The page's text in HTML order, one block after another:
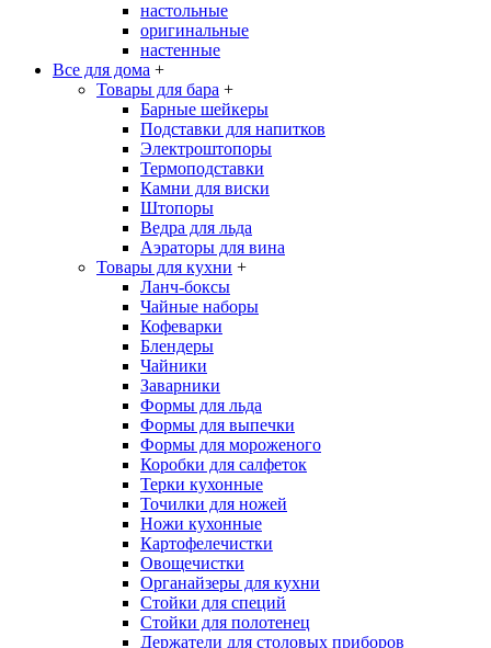
настольные
оригинальные
настенные
Все для дома +
Товары для бара +
Барные шейкеры
Подставки для напитков
Электроштопоры
Термоподставки
Камни для виски
Штопоры
Ведра для льда
Аэраторы для вина
Товары для кухни +
Ланч-боксы
Чайные наборы
Кофеварки
Блендеры
Чайники
Заварники
Формы для льда
Формы для выпечки
Формы для мороженого
Коробки для салфеток
Терки кухонные
Точилки для ножей
Ножи кухонные
Картофелечистки
Овощечистки
Органайзеры для кухни
Стойки для специй
Стойки для полотенец
Держатели для столовых приборов